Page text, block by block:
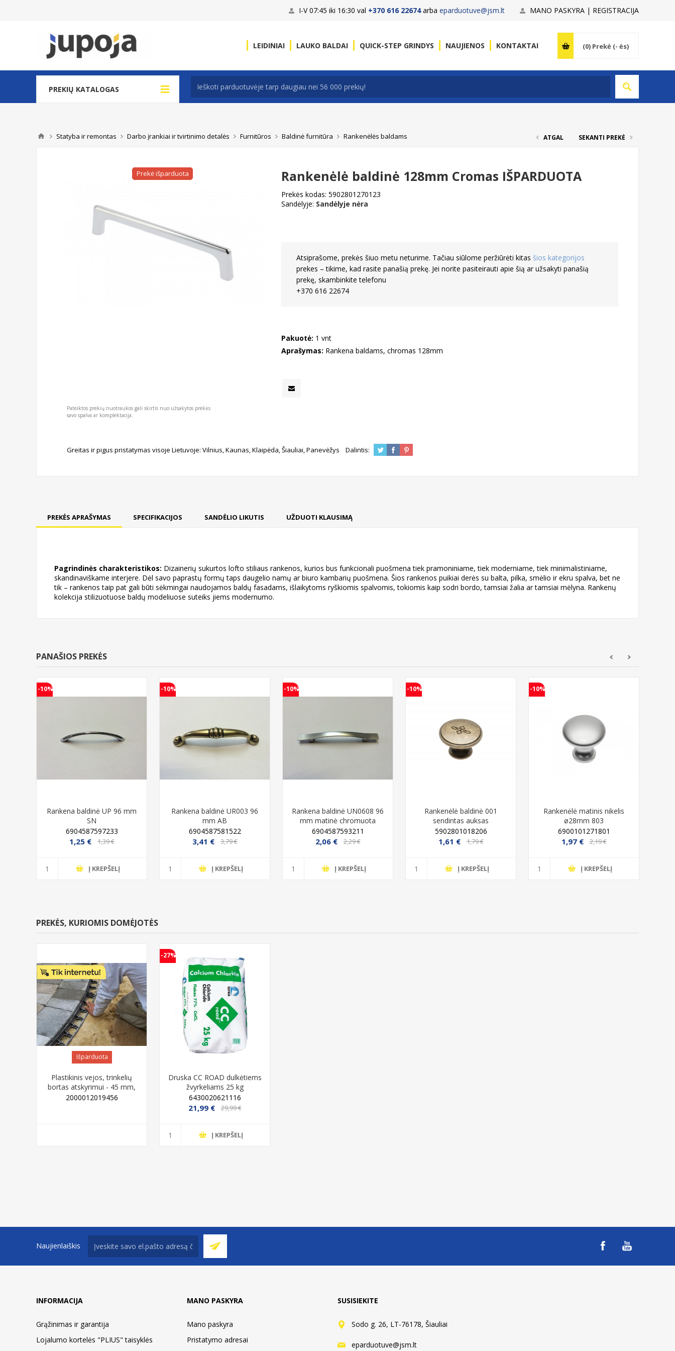
MANO PASKYRA | REGISTRACIJA
I-V 07:45 iki 16:30 val +370 616 22674arba eparduotuve@jsm.lt
LEIDINIAI LAUKO BALDAI QUICK-STEP GRINDYS NAUJIENOS KONTAKTAI (0) Prekė (- ės)
PREKIŲ KATALOGAS
Statyba ir remontas Darbo įrankiai ir tvirtinimo detalės Furnitūros Baldinė furnitūra Rankenėlės baldams ATGAL SEKANTI PREKĖ
Prekė išparduota Rankenėlė baldinė 128mm Cromas IŠPARDUOTA
Prekės kodas: 5902801270123
Sandėlyje: Sandėlyje nėra
Atsiprašome, prekės šiuo metu neturime. Tačiau siūlome peržiūrėti kitasšios kategorijos
prekes – tikime, kad rasite panašią prekę. Jei norite pasiteirauti apie šią ar užsakyti panašią
prekę, skambinkite telefonu
+370 616 22674
Pakuotė: 1 vnt
Aprašymas: Rankena baldams, chromas 128mm
Pateiktos prekių nuotraukos gali skirtis nuo užsakytos prekės
savo spalva ar komplektacija.
Greitas ir pigus pristatymas visoje Lietuvoje: Vilnius, Kaunas, Klaipėda, Šiauliai, Panevėžys Dalintis:
PREKĖS APRAŠYMAS SPECIFIKACIJOS SANDĖLIO LIKUTIS UŽDUOTI KLAUSIMĄ
Pagrindinės charakteristikos: Dizainerių sukurtos lofto stiliaus rankenos, kurios bus funkcionali puošmena tiek pramoniniame, tiek moderniame, tiek minimalistiniame,
skandinaviškame interjere. Dėl savo paprastų formų taps daugelio namų ar biuro kambarių puošmena. Šios rankenos puikiai derės su balta, pilka, smėlio ir ekru spalva, bet ne
tik – rankenos taip pat gali būti sėkmingai naudojamos baldų fasadams, išlaikytoms ryškiomis spalvomis, tokiomis kaip sodri bordo, tamsiai žalia ar tamsiai mėlyna. Rankenų
kolekcija stilizuotuose baldų modeliuose suteiks jiems modernumo.
PANAŠIOS PREKĖS
-10%
Rankena baldinė UP 96 mm
SN
6904587597233
1,25 € 1,39 €
Į KREPŠELĮ
-10%
Rankena baldinė UR003 96
mm AB
6904587581522
3,41 € 3,79 €
Į KREPŠELĮ
-10%
Rankena baldinė UN0608 96
mm matinė chromuota
6904587593211
2,06 € 2,29 €
Į KREPŠELĮ
-10%
Rankenėlė baldinė 001
sendintas auksas
5902801018206
1,61 € 1,79 €
Į KREPŠELĮ
-10%
Rankenėlė matinis nikelis
ø28mm 803
6900101271801
1,97 € 2,19 €
Į KREPŠELĮ
PREKĖS, KURIOMIS DOMĖJOTĖS
Išparduota
Plastikinis vejos, trinkelių
bortas atskyrimui - 45 mm,
juodas, 1 metras
2000012019456
-27%
Druska CC ROAD dulkėtiems
žvyrkeliams 25 kg
6430020621116
21,99 € 29,99 €
Į KREPŠELĮ
Naujienlaiškis
INFORMACIJA
Grąžinimas ir garantija
Lojalumo kortelės "PLIUS" taisyklės
MANO PASKYRA
Mano paskyra
Pristatymo adresai
SUSISIEKITE
Sodo g. 26, LT-76178, Šiauliai
eparduotuve@jsm.lt